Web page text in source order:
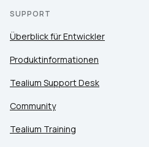
SUPPORT
Überblick für Entwickler
Produktinformationen
Tealium Support Desk
Community
Tealium Training